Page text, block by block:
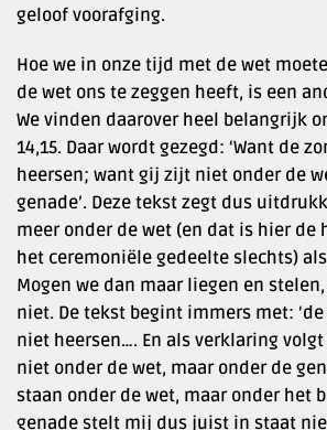
geloof voorafging.
Hoe we in onze tijd met de wet
de wet ons te zeggen heeft, is een
We vinden daarover heel belangrijk
14,15. Daar wordt gezegd: ‘Want de
heersen; want gij zijt niet onder de
genade’. Deze tekst zegt dus
meer onder de wet (en dat is hier de
het ceremoniële gedeelte slechts)
Mogen we dan maar liegen en
niet. De tekst begint immers met:
niet heersen…. En als verklaring
niet onder de wet, maar onder de
staan onder de wet, maar onder het
genade stelt mij dus juist in staat